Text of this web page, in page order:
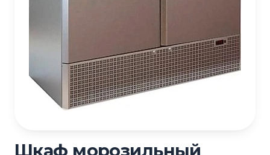
Шкаф морозильный